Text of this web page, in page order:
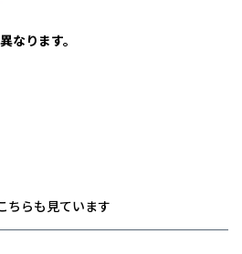
なります。
ちらも見ています